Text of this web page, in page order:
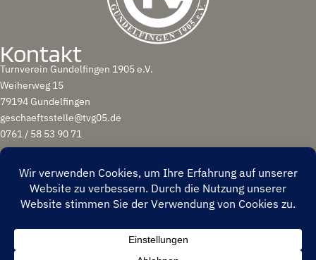
Kontakt
Turnverein Gundelfingen 1905 e.V.
Weiherweg 15
79194 Gundelfingen
geschaeftsstelle@tvg05.de
0761 / 58 53 90 71
(c) 2025 Turnverein Gundelfingen 1905 e.V.